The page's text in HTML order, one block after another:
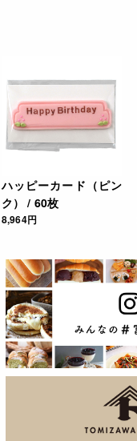
ハッピーカード（ピン
ク） / 60枚
8,964円